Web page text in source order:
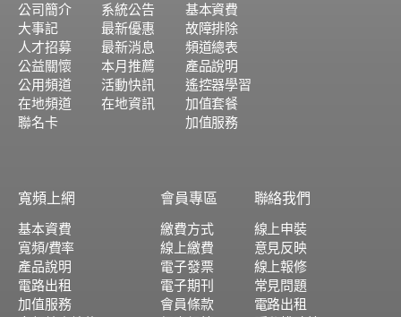
公司簡介
大事記
人才招募
公益關懷
公用頻道
在地頻道
聯名卡
系統公告
最新優惠
最新消息
本月推薦
活動快訊
在地資訊
基本資費
故障排除
頻道總表
產品說明
遙控器學習
加值套餐
加值服務
寬頻上網
基本資費
寬頻/費率
產品說明
電路出租
加值服務
會員專區
繳費方式
線上繳費
電子發票
電子期刊
會員條款
聯絡我們
線上申裝
意見反映
線上報修
常見問題
電路出租